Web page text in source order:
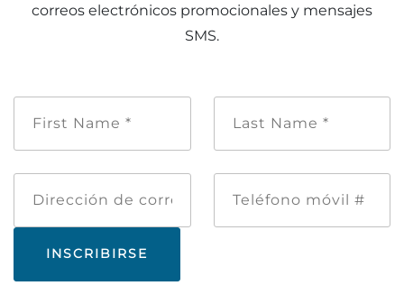
correos electrónicos promocionales y mensajes
SMS.
de
*
de
móvil